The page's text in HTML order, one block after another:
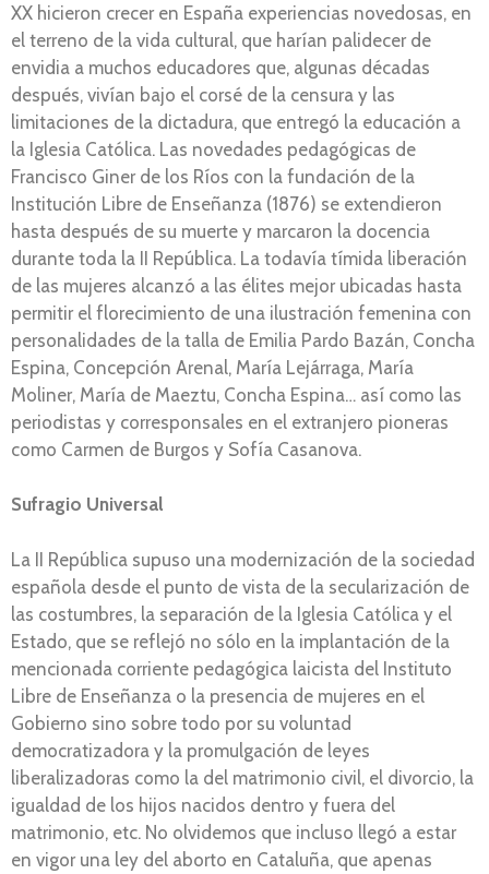
XX hicieron crecer en España experiencias novedosas, en
el terreno de la vida cultural, que harían palidecer de
envidia a muchos educadores que, algunas décadas
después, vivían bajo el corsé de la censura y las
limitaciones de la dictadura, que entregó la educación a
la Iglesia Católica. Las novedades pedagógicas de
Francisco Giner de los Ríos con la fundación de la
Institución Libre de Enseñanza (1876) se extendieron
hasta después de su muerte y marcaron la docencia
durante toda la II República. La todavía tímida liberación
de las mujeres alcanzó a las élites mejor ubicadas hasta
permitir el florecimiento de una ilustración femenina con
personalidades de la talla de Emilia Pardo Bazán, Concha
Espina, Concepción Arenal, María Lejárraga, María
Moliner, María de Maeztu, Concha Espina… así como las
periodistas y corresponsales en el extranjero pioneras
como Carmen de Burgos y Sofía Casanova.
Sufragio Universal
La II República supuso una modernización de la sociedad
española desde el punto de vista de la secularización de
las costumbres, la separación de la Iglesia Católica y el
Estado, que se reflejó no sólo en la implantación de la
mencionada corriente pedagógica laicista del Instituto
Libre de Enseñanza o la presencia de mujeres en el
Gobierno sino sobre todo por su voluntad
democratizadora y la promulgación de leyes
liberalizadoras como la del matrimonio civil, el divorcio, la
igualdad de los hijos nacidos dentro y fuera del
matrimonio, etc. No olvidemos que incluso llegó a estar
en vigor una ley del aborto en Cataluña, que apenas